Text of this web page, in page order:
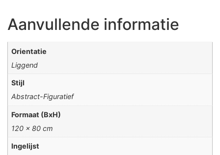
Aanvullende informatie
Orientatie
Liggend
Stijl
Abstract-Figuratief
Formaat (BxH)
120 x 80 cm
Ingelijst